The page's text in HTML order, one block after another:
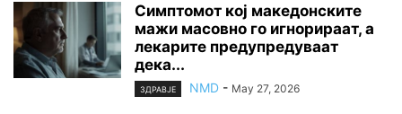
Симптомот кој македонските
мажи масовно го игнорираат, а
лекарите предупредуваат
дека...
ЗДРАВЈЕ NMD - May 27, 2026